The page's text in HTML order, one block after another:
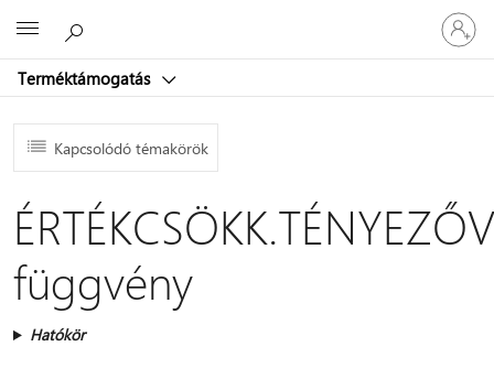
Terméktámogatás
be
a
Kapcsolódó témakörök
függvény
Hatókör